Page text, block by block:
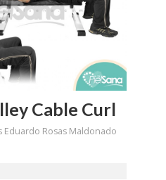
Cable Curl
Eduardo Rosas Maldonado